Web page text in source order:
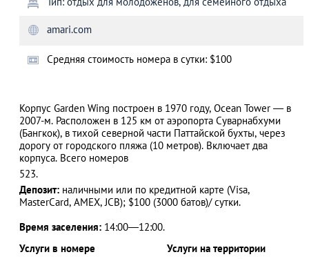
АЗАД
amari.com
Cредняя стоимость номера в сутки: $100
Корпус Garden Wing построен в 1970 году, Ocean Tower — в
2007-м. Расположен в 125 км от аэропорта Суварнабхуми
(Бангкок), в тихой северной части Паттайской бухты, через
дорогу от городского пляжа (10 метров). Включает два
корпуса. Всего номеров
523.
Депозит: наличными или по кредитной карте (Visa,
MasterCard, AMEX, JCB); $100 (3000 батов)/ сутки.
Время заселения: 14:00—12:00.
Услуги в номере
Услуги на территории